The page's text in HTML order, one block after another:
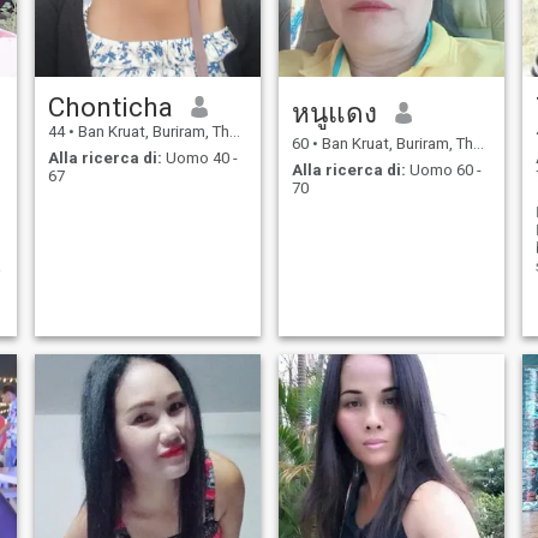
Chonticha
44 • Ban Kruat, Buriram, Thailandia
Alla ricerca di: Uomo 40 -
67
หนูแดง
60 • Ban Kruat, Buriram, Thailandia
Alla ricerca di: Uomo 60 -
70